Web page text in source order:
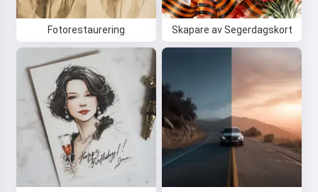
Fotorestaurering Skapare av Segerdagskort